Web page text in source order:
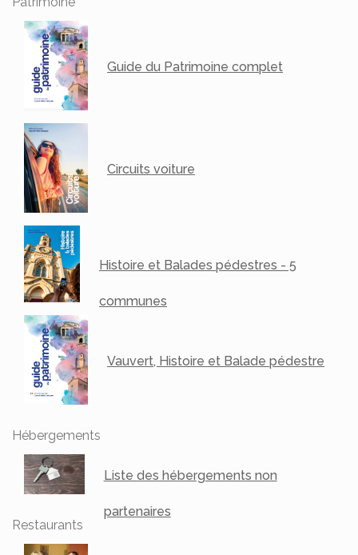
Guide du Patrimoine complet
Circuits voiture
Histoire et Balades pédestres - 5
communes
Vauvert, Histoire et Balade pédestre
Hébergements
Liste des hébergements non
partenaires
Restaurants